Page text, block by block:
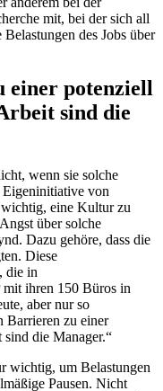
mit, bei der sich all
des Jobs über
einer potenziell
sind die
wenn sie solche
Eigeninitiative von
eine Kultur zu
über solche
Dazu gehöre, dass die
Diese
die in
ihren 150 Büros in
aber nur so
Barrieren zu einer
die Manager.“
wichtig, um Belastungen
Pausen. Nicht